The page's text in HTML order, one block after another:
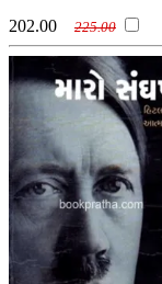
202.00 225.00